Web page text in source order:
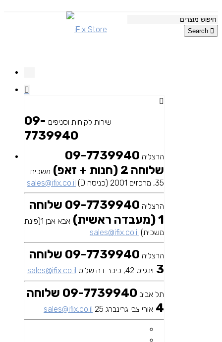
Search
שירות לקוחות וסניפים 09-
7739940
הרצליה 09-7739940
שלוחה 2 (חנות + זאפ)
משכית
35, מרכזים 2001 (כניסה D)
sales@ifix.co.il
הרצליה
09-7739940 שלוחה
1 (מעבדה ראשית)
אבא אבן 1(פינת
משכית) sales@ifix.co.il
הרצליה
09-7739940 שלוחה
3 וינגייט 42, כיכר דה שליט sales@ifix.co.il
תל אביב
09-7739940 שלוחה
4 אורי צבי גרינברג 25 sales@ifix.co.il